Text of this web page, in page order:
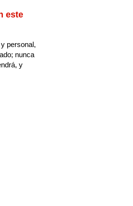
este
personal,
nunca
y